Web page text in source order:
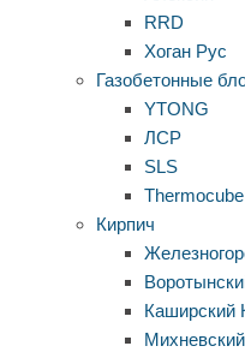
RRD
Хоган Рус
Газобетонные
YTONG
ЛСР
SLS
Thermocube
Кирпич
Каширский